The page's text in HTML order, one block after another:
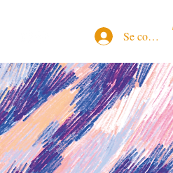
Se connecter